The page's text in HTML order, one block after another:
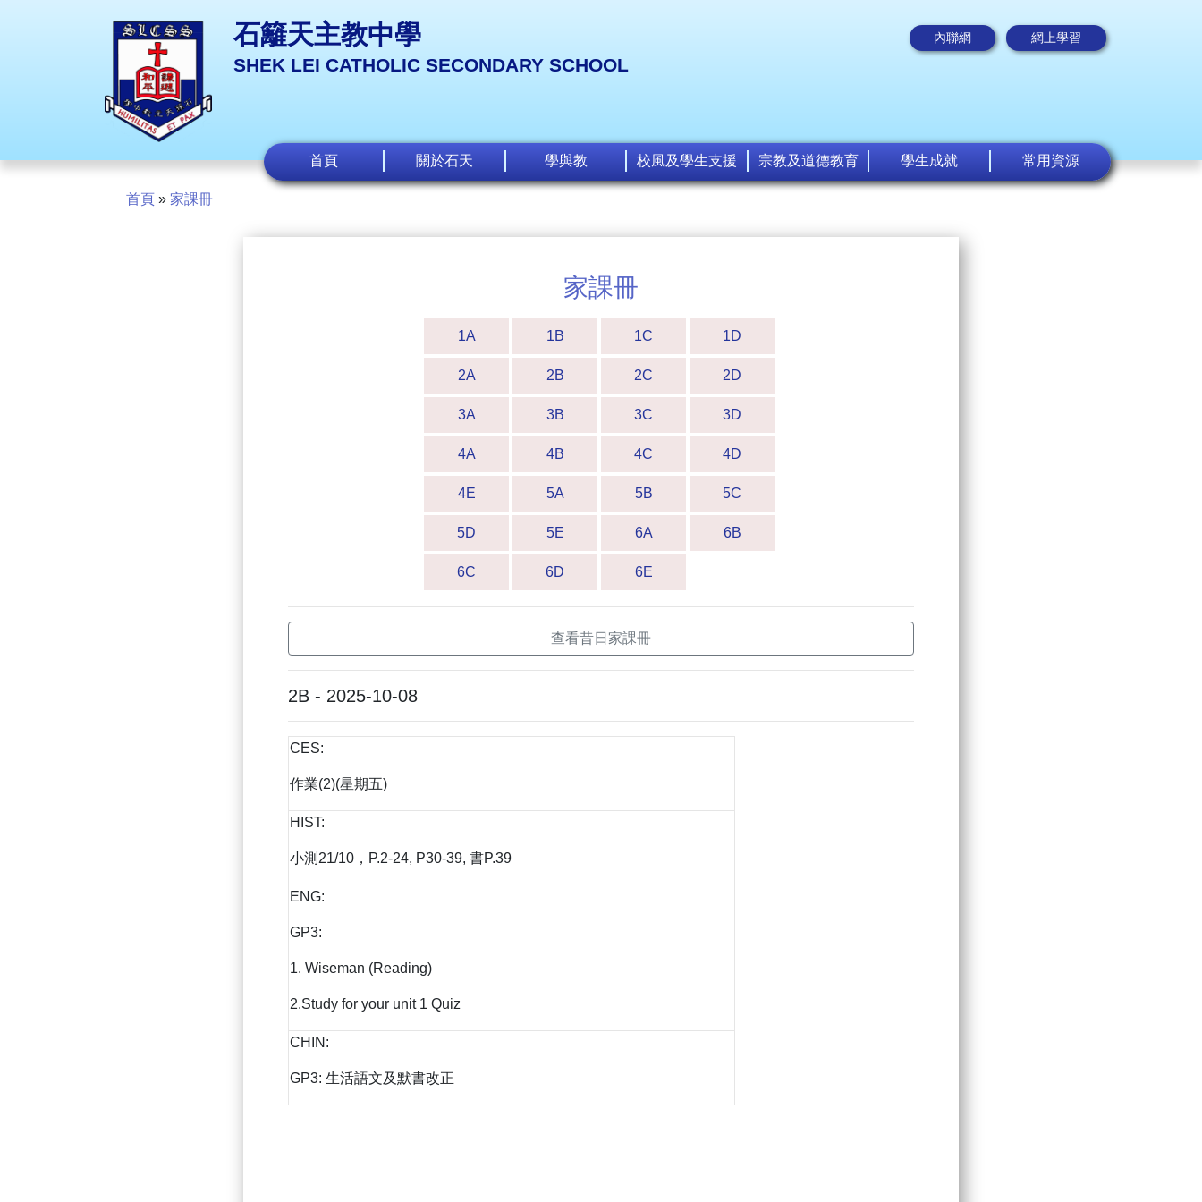
石籬天主教中學
SHEK LEI CATHOLIC SECONDARY SCHOOL
內聯網 網上學習
首頁 關於石天 學與教 校風及學生支援 宗教及道德教育 學生成就 常用資源
首頁 » 家課冊
家課冊
1A 1B 1C 1D
2A 2B 2C 2D
3A 3B 3C 3D
4A 4B 4C 4D
4E 5A 5B 5C
5D 5E 6A 6B
6C 6D 6E
查看昔日家課冊
2B - 2025-10-08
CES:
作業(2)(星期五)
HIST:
小測21/10，P.2-24, P30-39, 書P.39
ENG:
GP3:
1. Wiseman (Reading)
2.Study for your unit 1 Quiz
CHIN:
GP3: 生活語文及默書改正